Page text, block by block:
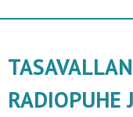
RADIOPUHE